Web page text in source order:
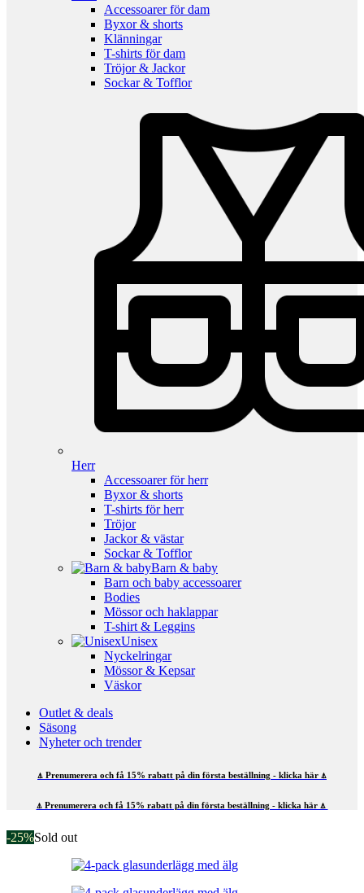
Accessoarer för dam
Byxor & shorts
Klänningar
T-shirts för dam
Tröjor & Jackor
Sockar & Tofflor
Herr
Accessoarer för herr
Byxor & shorts
T-shirts för herr
Tröjor
Jackor & västar
Sockar & Tofflor
Barn & baby
Barn och baby accessoarer
Bodies
Mössor och haklappar
T-shirt & Leggins
Unisex
Nyckelringar
Mössor & Kepsar
Väskor
Outlet & deals
Säsong
Nyheter och trender
⍋ Prenumerera och få 15% rabatt på din första beställning - klicka här ⍋
⍋ Prenumerera och få 15% rabatt på din första beställning - klicka här ⍋
-25%Sold out